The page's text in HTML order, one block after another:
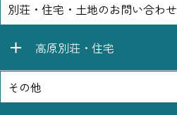
別荘・住宅・土地のお問い合わせ
高原別荘・住宅
その他